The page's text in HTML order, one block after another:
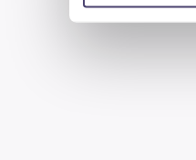
uzyskanymi